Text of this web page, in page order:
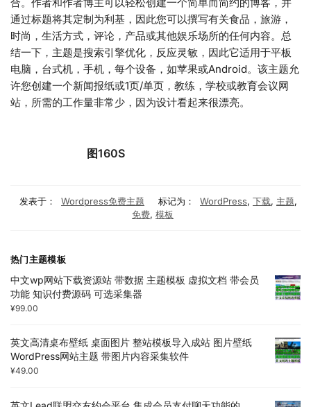
通过标题将其定制为利基，因此您可以撰写有关食品，旅游，
时尚，生活方式，评论，产品或其他娱乐场所的任何内容。总
结一下，主题是搜索引擎优化，反应灵敏，因此它适用于平板
电脑，台式机，手机，每个设备，如苹果或Android。该主题允
许您创建一个新闻报纸或1页/单页，教练，学校或教育会议网
站，所需的工作量非常少，因为设计看起来很漂亮。
图160S
发表于： Wordpress免费主题 标记为： WordPress, 下载, 主题,
免费, 模板
热门主题模板
中文wp网站下载资源站 带数据 主题模板 虚拟文档 带会员
功能 知识付费源码 可选采集器
¥99.00
英文高清桌布壁纸 桌面图片 整站模板导入成站 图片壁纸
WordPress网站主题 带图片内容采集软件
¥49.00